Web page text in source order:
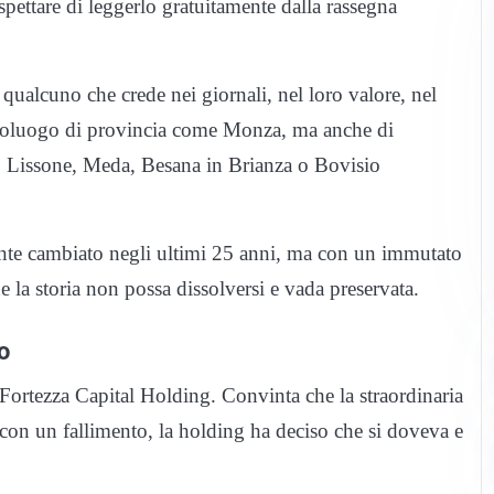
di leggerlo gratuitamente dalla rassegna
che crede nei giornali, nel loro valore, nel
di provincia come Monza, ma anche di
Meda, Besana in Brianza o Bovisio
cambiato negli ultimi 25 anni, ma con un immutato
storia non possa dissolversi e vada preservata.
Capital Holding. Convinta che la straordinaria
un fallimento, la holding ha deciso che si doveva e